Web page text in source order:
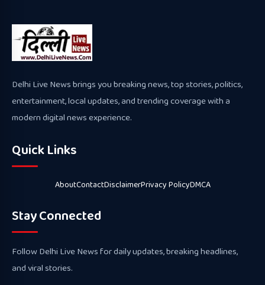
Delhi Live News brings you breaking news, top stories, politics,
entertainment, local updates, and trending coverage with a
modern digital news experience.
Quick Links
AboutContactDisclaimerPrivacy PolicyDMCA
Stay Connected
Follow Delhi Live News for daily updates, breaking headlines,
and viral stories.